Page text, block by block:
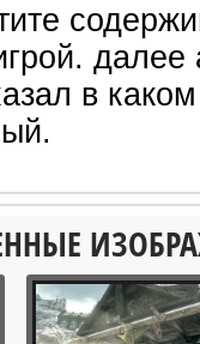
далее
в